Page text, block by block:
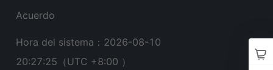
Acuerdo
Hora del sistema：2026-08-10
20:27:25 （UTC +8:00 ）